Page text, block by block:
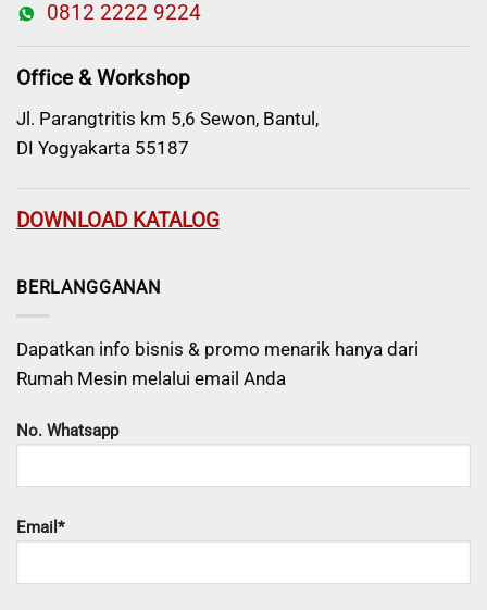
0812 2222 9224
Office & Workshop
Jl. Parangtritis km 5,6 Sewon, Bantul,
DI Yogyakarta 55187
DOWNLOAD KATALOG
BERLANGGANAN
Dapatkan info bisnis & promo menarik hanya dari
Rumah Mesin melalui email Anda
No. Whatsapp
Email*